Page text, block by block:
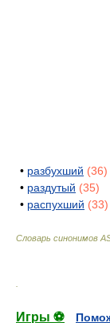
• разбухший (36)
• раздутый (35)
• распухший (33)
Словарь синонимов
Игры ⚽